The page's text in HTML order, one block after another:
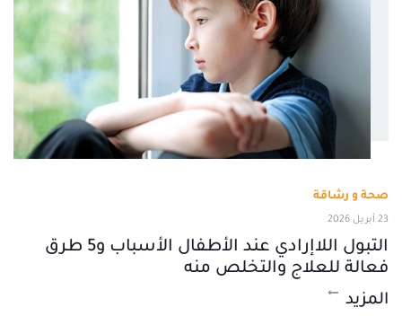
صحة و رشاقة
23 أبريل 2026
التبول اللاإرادي عند الأطفال الأسباب و5 طرق
فعالة للعلاج والتخلص منه
المزيد